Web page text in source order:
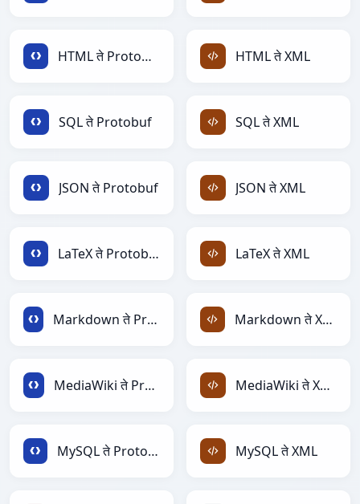
HTML ते Protobuf HTML ते XML
SQL ते Protobuf SQL ते XML
JSON ते Protobuf JSON ते XML
LaTeX ते Protobuf LaTeX ते XML
Markdown ते Protobuf Markdown ते XML
MediaWiki ते Protobuf MediaWiki ते XML
MySQL ते Protobuf MySQL ते XML